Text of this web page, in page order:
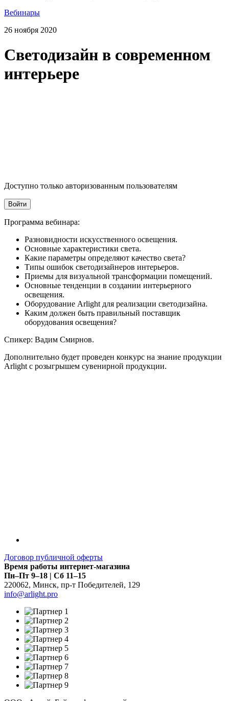
Вебинары
26 ноября 2020
Светодизайн в современном
интерьере
Доступно только авторизованным пользователям
Войти
Программа вебинара:
Разновидности искусственного освещения.
Основные характеристики света.
Какие параметры определяют качество света?
Типы ошибок светодизайнеров интерьеров.
Приемы для визуальной трансформации помещений.
Основные тенденции в создании интерьерного
освещения.
Оборудование Arlight для реализации светодизайна.
Каким должен быть правильный поставщик
оборудования освещения?
Спикер: Вадим Смирнов.
Дополнительно будет проведен конкурс на знание продукции
Arlight с розыгрышем сувенирной продукции.
Договор публичной оферты
Время работы интернет-магазина
Пн–Пт 9–18 | Сб 11–15
220062, Минск, пр-т Победителей, 129
info@arlight.pro